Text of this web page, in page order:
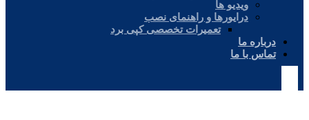
ویدیو ها
درایورها و راهنمای نصب
تعمیرات تخصصی کپی برد
درباره ما
تماس با ما